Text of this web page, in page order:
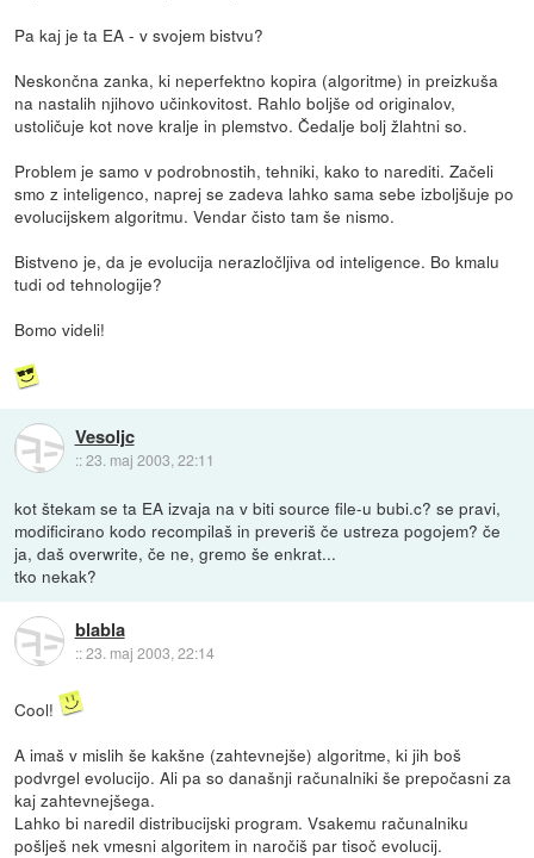
Pa kaj je ta EA - v svojem bistvu?
Neskončna zanka, ki neperfektno kopira (algoritme) in preizkuša
na nastalih njihovo učinkovitost. Rahlo boljše od originalov,
ustoličuje kot nove kralje in plemstvo. Čedalje bolj žlahtni so.
Problem je samo v podrobnostih, tehniki, kako to narediti. Začeli
smo z inteligenco, naprej se zadeva lahko sama sebe izboljšuje po
evolucijskem algoritmu. Vendar čisto tam še nismo.
Bistveno je, da je evolucija nerazločljiva od inteligence. Bo kmalu
tudi od tehnologije?
Bomo videli!
Vesoljc
::23. maj 2003, 22:11
kot štekam se ta EA izvaja na v biti source file-u bubi.c? se pravi,
modificirano kodo recompilaš in preveriš če ustreza pogojem? če
ja, daš overwrite, če ne, gremo še enkrat...
tko nekak?
blabla
::23. maj 2003, 22:14
Cool!
A imaš v mislih še kakšne (zahtevnejše) algoritme, ki jih boš
podvrgel evolucijo. Ali pa so današnji računalniki še prepočasni za
kaj zahtevnejšega.
Lahko bi naredil distribucijski program. Vsakemu računalniku
pošlješ nek vmesni algoritem in naročiš par tisoč evolucij.